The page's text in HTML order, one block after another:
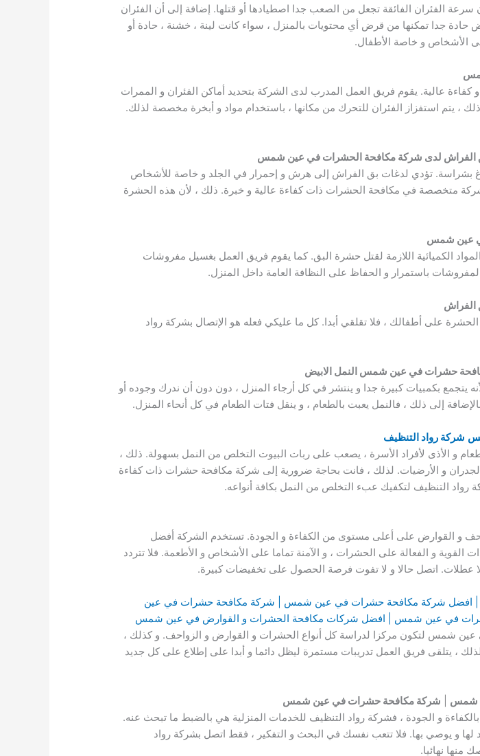
الفئران الفائقة تجعل من الصعب جدا اصطيادها أو قتلها. إضافة إلى أن الفئران
جدا تمكنها من قرض أي محتويات بالمنزل ، سواء كانت لينة ، خشنة ، حادة أو
الأشخاص و خاصة الأطفال.
كفاءة عالية. يقوم فريق العمل المدرب لدى الشركة بتحديد أماكن الفئران و الممرات
، يتم استفزاز الفئران للتحرك من مكانها ، باستخدام مواد و أبخرة مخصصة لذلك.
الفراش لدى شركة مكافحة الحشرات في عين شمس
بشراسة. تؤدي لدغات بق الفراش إلى هرش و إحمرار في الجلد و خاصة للأشخاص
متخصصة في مكافحة الحشرات ذات كفاءة عالية و خبرة. ذلك ، لأن هذه الحشرة
عين شمس
الكميائية اللازمة لقتل حشرة البق. كما يقوم فريق العمل بغسيل مفروشات
باستمرار و الحفاظ على النظافة العامة داخل المنزل.
الفراش
على أطفالك ، فلا تقلقي أبدا. كل ما عليكي فعله هو الإتصال بشركة رواد
حشرات في عين شمس النمل الابيض
يتجمع بكمبيات كبيرة جدا و ينتشر في كل أرجاء المنزل ، دون دون أن ندرك وجوده أو
إلى ذلك ، فالنمل يعبت بالطعام ، و ينقل فتات الطعام في كل أنحاء المنزل.
شركة رواد التنظيف
و الأذى لأفراد الأسرة ، يصعب على ربات البيوت التخلص من النمل بسهولة. ذلك ،
و الأرضيات. لذلك ، فانت بحاجة ضرورية إلى شركة مكافحة حشرات ذات كفاءة
التنظيف لتكفيك عبء التخلص من النمل بكافة أنواعه.
و القوارض على أعلى مستوى من الكفاءة و الجودة. تستخدم الشركة أفضل
و الفعالة على الحشرات ، و الآمنة تماما على الأشخاص و الأطعمة. فلا تتردد
عطلات. اتصل حالا و لا تفوت فرصة الحصول على تخفيضات كبيرة.
شركة مكافحة حشرات في عين شمس | شركة مكافحة حشرات في عين
في عين شمس | افضل شركات مكافحة الحشرات و القوارض في عين شمس
شمس لتكون مركزا لدراسة كل أنواع الحشرات و القوارض و الزواحف. و كذلك ،
، يتلقى فريق العمل تدريبات مستمرة ليظل دائما و أبدا على إطلاع على كل جديد
شمس
شركة مكافحة حشرات في عين شمس
و الجودة ، فشركة رواد التنظيف للخدمات المنزلية هي بالضبط ما تبحث عنه.
و يوصي بها. فلا تتعب نفسك في البحث و التفكير ، فقط اتصل بشركة رواد
منها نهائيا.